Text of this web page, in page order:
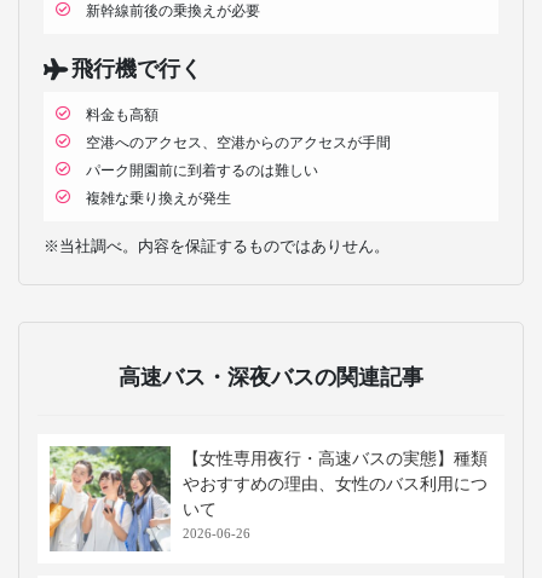
新幹線前後の乗換えが必要
飛行機で行く
料金も高額
空港へのアクセス、空港からのアクセスが手間
パーク開園前に到着するのは難しい
複雑な乗り換えが発生
※当社調べ。内容を保証するものではありせん。
高速バス・深夜バスの関連記事
【女性専用夜行・高速バスの実態】種類
やおすすめの理由、女性のバス利用につ
いて
2026-06-26